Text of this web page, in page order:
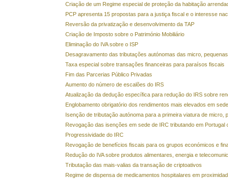
Criação de um Regime especial de proteção da habitação
PCP apresenta 15 propostas para a justiça fiscal e o interesse
Reversão da privatização e desenvolvimento da TAP
Criação de Imposto sobre o Património Mobiliário
Eliminação do IVA sobre o ISP
Desagravamento das tributações autónomas das micro,
Taxa especial sobre transações financeiras para paraísos fiscais
Fim das Parcerias Público Privadas
Aumento do número de escalões do IRS
Atualização da dedução específica para redução do IRS sobre
Englobamento obrigatório dos rendimentos mais elevados em
Isenção de tributação autónoma para a primeira viatura de micro,
Revogação das isenções em sede de IRC tributando em Portugal
Progressividade do IRC
Revogação de benefícios fiscais para os grupos económicos e
Redução do IVA sobre produtos alimentares, energia e
Tributação das mais-valias da transação de criptoativos
Regime de dispensa de medicamentos hospitalares em